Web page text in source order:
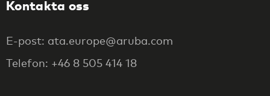
Kontakta oss
E-post: ata.europe@aruba.com
Telefon: +46 8 505 414 18